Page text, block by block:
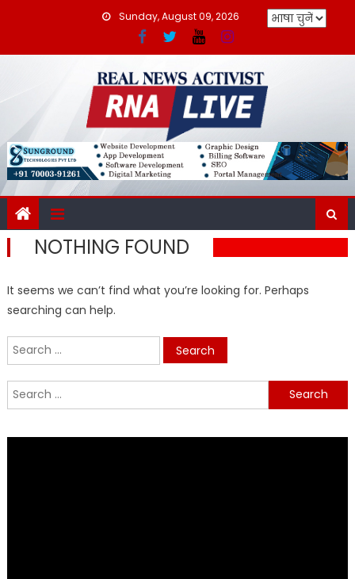
Sunday, August 09, 2026
NOTHING FOUND
It seems we can’t find what you’re looking for. Perhaps
searching can help.
Search
for:
Search
for: